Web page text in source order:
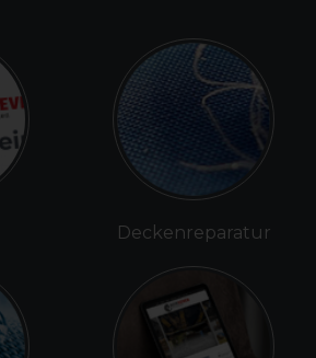
Deckenreparatur